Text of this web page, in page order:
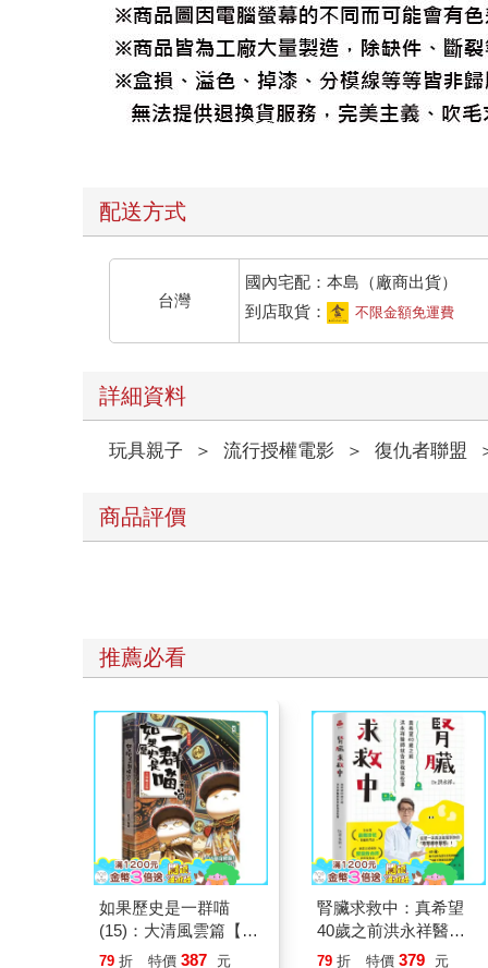
配送方式
台灣
國內宅配：本島（廠商出貨）
到店取貨：
不限金額免運費
詳細資料
玩具親子 ＞ 流行授權電影 ＞ 復仇者聯盟
商品評價
推薦必看
如果歷史是一群喵
(15)：大清風雲篇【萌
貓漫畫學歷史】
79 折 特價 387 元
腎臟求救中：真希望
40歲之前洪永祥醫師
就告訴我這些事
79 折 特價 379 元